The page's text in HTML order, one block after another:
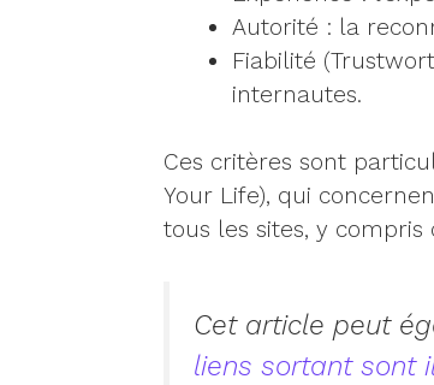
Autorité : la
Fiabilité
internautes.
Ces critères sont
Your Life), qui
tous les sites, y compris
Cet article peut
liens sortant sont